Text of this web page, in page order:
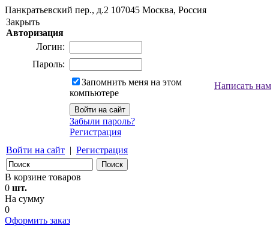
Панкратьевский пер., д.2 107045 Москва, Россия
Закрыть
Авторизация
Логин:
Пароль:
Запомнить меня на этом
компьютере
Забыли пароль?
Регистрация
Войти на сайт | Регистрация
Написать нам
В корзине товаров
0 шт.
На сумму
0
Оформить заказ